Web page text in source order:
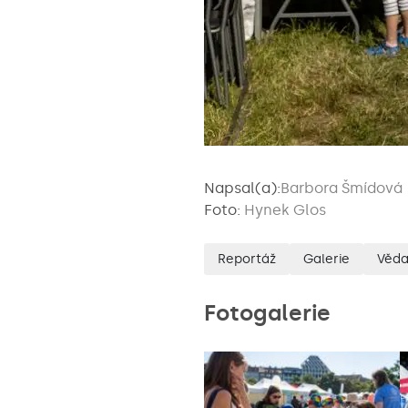
Napsal(a):Barbora Šmídová
Foto: Hynek Glos
Reportáž Galerie
Fotogalerie